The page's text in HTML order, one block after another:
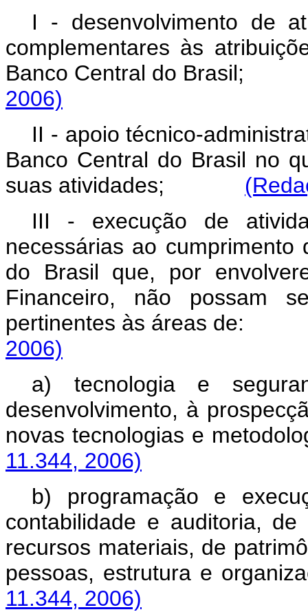
I - desenvolvimento de
complementares às
Banco Central do
2006)
II - apoio técnico-
Banco Central do Brasil no
suas atividades;
III - execução de
necessárias ao
do Brasil que, por
Financeiro, não possam
pertinentes às áreas
2006)
a) tecnologia e
desenvolvimento, à
novas tecnologias e
11.344, 2006)
b) programação e
contabilidade e auditoria,
recursos materiais, de
pessoas, estrutura e
11.344, 2006)